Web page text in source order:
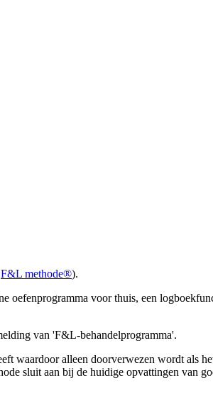
F&L methode®).
oefenprogramma voor thuis, een
van 'F&L-behandelprogramma'.
waardoor alleen doorverwezen wordt als
sluit aan bij de huidige opvattingen van